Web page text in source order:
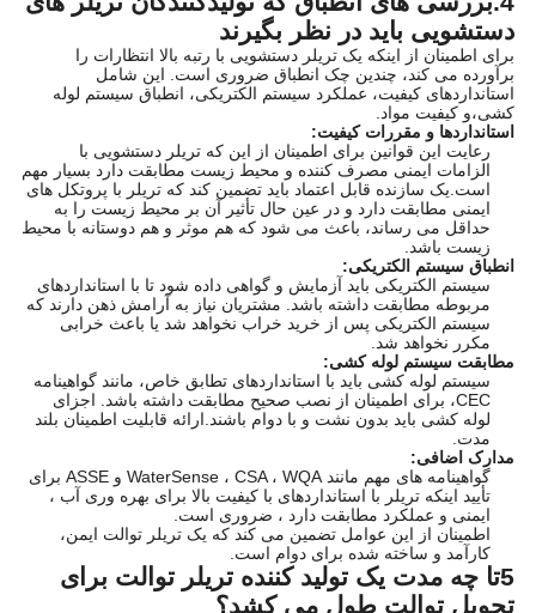
دستشویی باید در نظر بگیرند
برای اطمینان از اینکه یک تریلر دستشویی با رتبه بالا انتظارات را
برآورده می کند، چندین چک انطباق ضروری است. این شامل
استانداردهای کیفیت، عملکرد سیستم الکتریکی، انطباق سیستم لوله
کشی،و کیفیت مواد.
استانداردها و مقررات کیفیت:
رعایت این قوانین برای اطمینان از این که تریلر دستشویی با
الزامات ایمنی مصرف کننده و محیط زیست مطابقت دارد بسیار مهم
است.یک سازنده قابل اعتماد باید تضمین کند که تریلر با پروتکل های
ایمنی مطابقت دارد و در عین حال تأثیر آن بر محیط زیست را به
حداقل می رساند، باعث می شود که هم موثر و هم دوستانه با محیط
زیست باشد.
انطباق سیستم الکتریکی:
سیستم الکتریکی باید آزمایش و گواهی داده شود تا با استانداردهای
مربوطه مطابقت داشته باشد. مشتریان نیاز به آرامش ذهن دارند که
سیستم الکتریکی پس از خرید خراب نخواهد شد یا باعث خرابی
مکرر نخواهد شد.
مطابقت سیستم لوله کشی:
سیستم لوله کشی باید با استانداردهای تطابق خاص، مانند گواهینامه
CEC، برای اطمینان از نصب صحیح مطابقت داشته باشد. اجزای
لوله کشی باید بدون نشت و با دوام باشند.ارائه قابلیت اطمینان بلند
مدت.
مدارک اضافی:
گواهینامه های مهم مانند WaterSense ، CSA ، WQA و ASSE برای
تأیید اینکه تریلر با استانداردهای با کیفیت بالا برای بهره وری آب ،
ایمنی و عملکرد مطابقت دارد ، ضروری است.
اطمینان از این عوامل تضمین می کند که یک تریلر توالت ایمن،
کارآمد و ساخته شده برای دوام است.
5تا چه مدت یک تولید کننده تریلر توالت برای
تحویل توالت طول می کشد؟